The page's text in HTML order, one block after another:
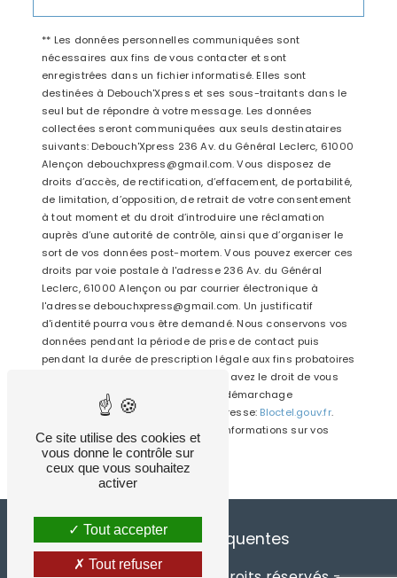
** Les données personnelles communiquées sont
nécessaires aux fins de vous contacter et sont
enregistrées dans un fichier informatisé. Elles sont
destinées à Debouch'Xpress et ses sous-traitants dans le
seul but de répondre à votre message. Les données
collectées seront communiquées aux seuls destinataires
suivants: Debouch'Xpress 236 Av. du Général Leclerc, 61000
Alençon debouchxpress@gmail.com. Vous disposez de
droits d’accès, de rectification, d’effacement, de portabilité,
de limitation, d’opposition, de retrait de votre consentement
à tout moment et du droit d’introduire une réclamation
auprès d’une autorité de contrôle, ainsi que d’organiser le
sort de vos données post-mortem. Vous pouvez exercer ces
droits par voie postale à l'adresse 236 Av. du Général
Leclerc, 61000 Alençon ou par courrier électronique à
l'adresse debouchxpress@gmail.com. Un justificatif
d'identité pourra vous être demandé. Nous conservons vos
données pendant la période de prise de contact puis
pendant la durée de prescription légale aux fins probatoires
et de gestion des contentieux. Vous avez le droit de vous
inscrire sur la liste d'opposition au démarchage
téléphonique, disponible à cette adresse:
Bloctel.gouv.fr.
Consultez le site cnil.fr pour plus d’informations sur vos
droits.
Recherches fréquentes
Ce site utilise des cookies et
vous donne le contrôle sur
ceux que vous souhaitez
activer
Tout accepter
Tout refuser